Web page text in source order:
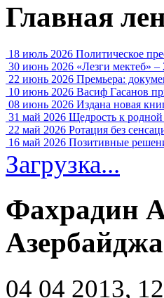
Главная
18 июль 2026 Политическое
30 июнь 2026 «Лезги мектеб» –
22 июнь 2026 Премьера:
10 июнь 2026 Васиф Гасанов
08 июнь 2026 Издана новая
31 май 2026 Щедрость к родной
22 май 2026 Ротация без
16 май 2026 Позитивные
Загрузка...
Фахрадин
04 04 2013,